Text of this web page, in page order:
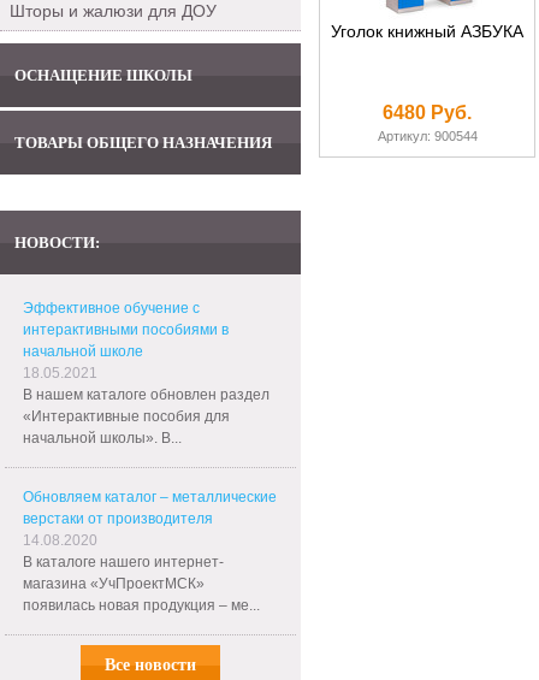
Шторы и жалюзи для ДОУ
ОСНАЩЕНИЕ ШКОЛЫ
ТОВАРЫ ОБЩЕГО НАЗНАЧЕНИЯ
НОВОСТИ:
Эффективное обучение с
интерактивными пособиями в
начальной школе
18.05.2021
В нашем каталоге обновлен раздел
«Интерактивные пособия для
начальной школы». В...
Обновляем каталог – металлические
верстаки от производителя
14.08.2020
В каталоге нашего интернет-
магазина «УчПроектМСК»
появилась новая продукция – ме...
Все новости
Уголок книжный АЗБУКА
6480 Руб.
Артикул: 900544